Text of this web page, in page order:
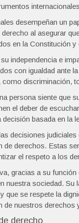
desempeñan un
al asegurar
en la Constitución
independencia e
con igualdad ante
como discriminación,
persona siente que
el deber de
decisión basada en la
decisiones
de derechos. Estas
el respeto a los
gracias a su
nuestra sociedad. Su
que se respete la
de nuestros derechos
derecho